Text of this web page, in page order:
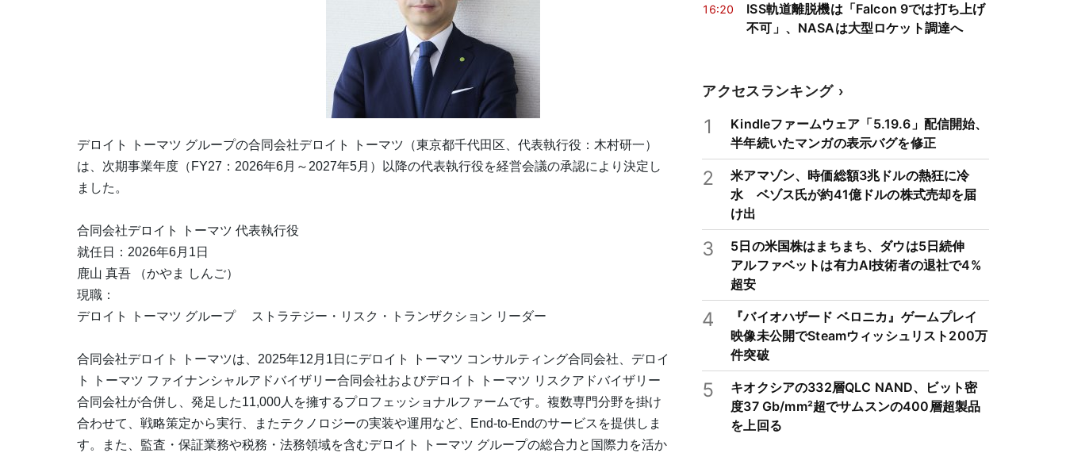
デロイト トーマツ グループの合同会社デロイト トーマツ（東京都千代田区、代表執行役：木村研一）
は、次期事業年度（FY27：2026年6月～2027年5月）以降の代表執行役を経営会議の承認により決定し
ました。
合同会社デロイト トーマツ 代表執行役
就任日：2026年6月1日
鹿山 真吾 （かやま しんご）
現職：
デロイト トーマツ グループ ストラテジー・リスク・トランザクション リーダー
合同会社デロイト トーマツは、2025年12月1日にデロイト トーマツ コンサルティング合同会社、デロイ
ト トーマツ ファイナンシャルアドバイザリー合同会社およびデロイト トーマツ リスクアドバイザリー
合同会社が合併し、発足した11,000人を擁するプロフェッショナルファームです。複数専門分野を掛け
合わせて、戦略策定から実行、またテクノロジーの実装や運用など、End-to-Endのサービスを提供しま
す。また、監査・保証業務や税務・法務領域を含むデロイト トーマツ グループの総合力と国際力を活か
16:20
ISS軌道離脱機は「Falcon 9では打ち上げ
不可」、NASAは大型ロケット調達へ
アクセスランキング
1
Kindleファームウェア「5.19.6」配信開始、
半年続いたマンガの表示バグを修正
2
米アマゾン、時価総額3兆ドルの熱狂に冷
水 ベゾス氏が約41億ドルの株式売却を届
け出
3
5日の米国株はまちまち、ダウは5日続伸
アルファベットは有力AI技術者の退社で4%
超安
4
『バイオハザード ベロニカ』ゲームプレイ
映像未公開でSteamウィッシュリスト200万
件突破
5
キオクシアの332層QLC NAND、ビット密
度37 Gb/mm²超でサムスンの400層超製品
を上回る